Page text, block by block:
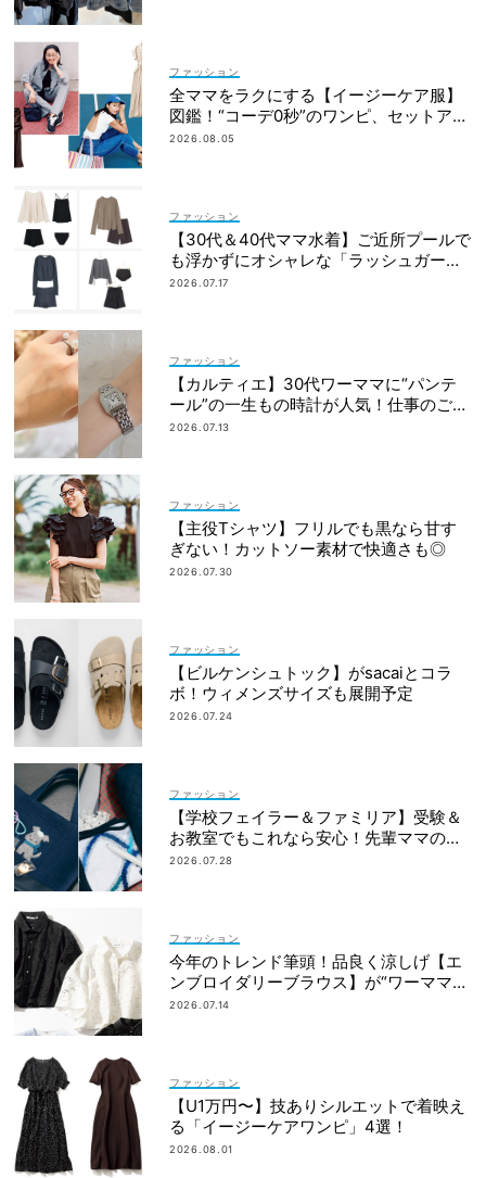
ファッション
全ママをラクにする【イージーケア服】
図鑑！“コーデ0秒”のワンピ、セットアッ
プetc.
2026.08.05
ファッション
【30代＆40代ママ水着】ご近所プールで
も浮かずにオシャレな「ラッシュガード
＆ショートパンツセット」6選！
2026.07.17
ファッション
【カルティエ】30代ワーママに“パンテ
ール”の一生もの時計が人気！仕事のご褒
美＆節目買いに
2026.07.13
ファッション
【主役Tシャツ】フリルでも黒なら甘す
ぎない！カットソー素材で快適さも◎
2026.07.30
ファッション
【ビルケンシュトック】がsacaiとコラ
ボ！ウィメンズサイズも展開予定
2026.07.24
ファッション
【学校フェイラー＆ファミリア】受験＆
お教室でもこれなら安心！先輩ママの地
味見えしないネイビー小物
2026.07.28
ファッション
今年のトレンド筆頭！品良く涼しげ【エ
ンブロイダリーブラウス】が“ワーママの
新定番”
2026.07.14
ファッション
【U1万円〜】技ありシルエットで着映え
る「イージーケアワンピ」4選！
2026.08.01